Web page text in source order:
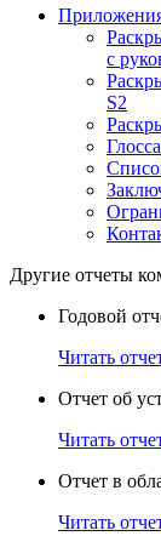
с
S2
Другие отчеты
Годовой
Читать
Отчет об
Читать
Отчет в
Читать